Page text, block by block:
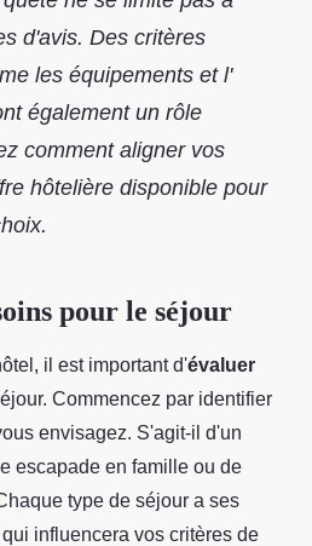
d'avis. Des critères
les équipements et l'
également un rôle
comment aligner vos
hôtelière disponible pour
pour le séjour
il est important d'évaluer
Commencez par identifier
envisagez. S'agit-il d'un
escapade en famille ou de
type de séjour a ses
influencera vos critères de